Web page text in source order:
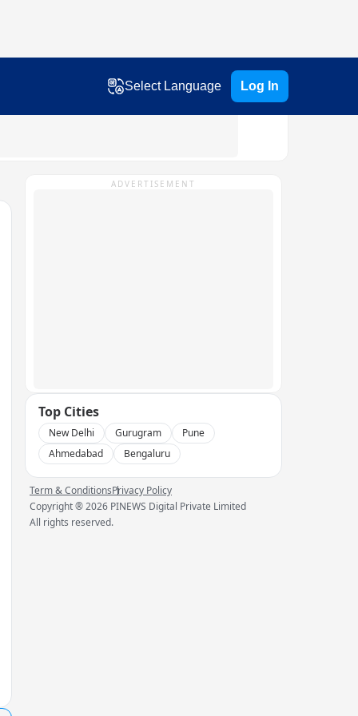
Select Language Log In
ADVERTISEMENT
Top Cities
New Delhi Gurugram
Pune
Ahmedabad
Bengaluru
Term & ConditionsPrivacy Policy
Copyright ®2026 PINEWS Digital Private Limited
All rights reserved.